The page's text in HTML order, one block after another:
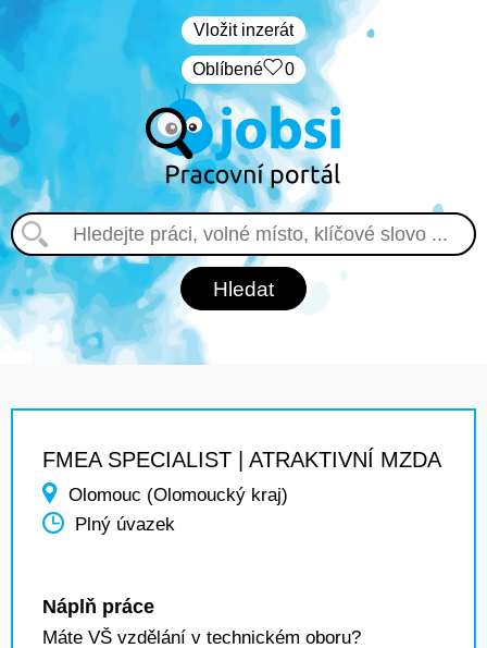
Vložit inzerát
Oblíbené 0
FMEA SPECIALIST | ATRAKTIVNÍ MZDA
Olomouc (Olomoucký kraj)
Plný úvazek
Náplň práce
Máte VŠ vzdělání v technickém oboru?